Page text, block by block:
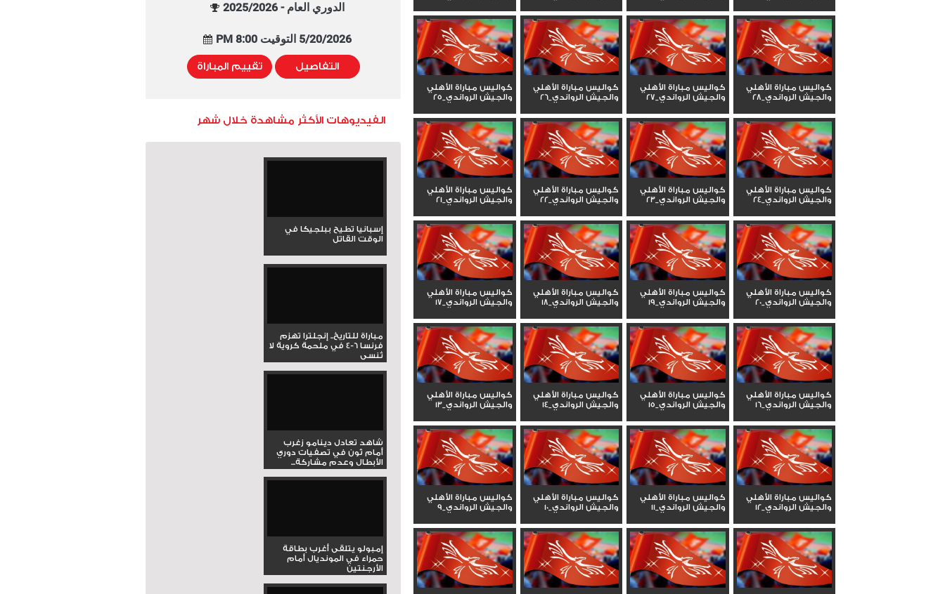
كواليس مباراة الأهلي
والجيش الرواندي_28
كواليس مباراة الأهلي
والجيش الرواندي_27
كواليس مباراة الأهلي
والجيش الرواندي_26
كواليس مباراة الأهلي
والجيش الرواندي_25
كواليس مباراة الأهلي
والجيش الرواندي_24
كواليس مباراة الأهلي
والجيش الرواندي_23
كواليس مباراة الأهلي
والجيش الرواندي_22
كواليس مباراة الأهلي
والجيش الرواندي_21
كواليس مباراة الأهلي
والجيش الرواندي_20
كواليس مباراة الأهلي
والجيش الرواندي_19
كواليس مباراة الأهلي
والجيش الرواندي_18
كواليس مباراة الأهلي
والجيش الرواندي_17
كواليس مباراة الأهلي
والجيش الرواندي_16
كواليس مباراة الأهلي
والجيش الرواندي_15
كواليس مباراة الأهلي
والجيش الرواندي_14
كواليس مباراة الأهلي
والجيش الرواندي_13
كواليس مباراة الأهلي
والجيش الرواندي_12
كواليس مباراة الأهلي
والجيش الرواندي_11
كواليس مباراة الأهلي
والجيش الرواندي_10
كواليس مباراة الأهلي
والجيش الرواندي_9
الدوري العام - 2025/2026
5/20/2026 التوقيت 8:00 PM
التفاصيل تقييم المباراة
الفيديوهات الأكثر مشاهدة خلال شهر
إسبانيا تطيح ببلجيكا في
الوقت القاتل
مباراة للتاريخ.. إنجلترا تهزم
فرنسا 6-4 في ملحمة كروية لا
تُنسى
شاهد تعادل دينامو زغرب
أمام ثون في تصفيات دوري
الأبطال وعدم مشاركة...
إمبولو يتلقى أغرب بطاقة
حمراء في المونديال أمام
الأرجنتين